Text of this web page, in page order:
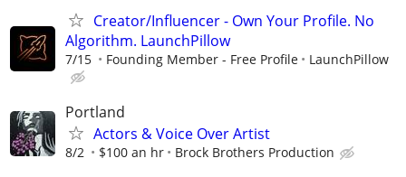
Creator/Influencer - Own Your Profile. No
Algorithm. LaunchPillow
7/15 Founding Member - Free Profile LaunchPillow
Portland
Actors & Voice Over Artist
8/2 $100 an hr Brock Brothers Production